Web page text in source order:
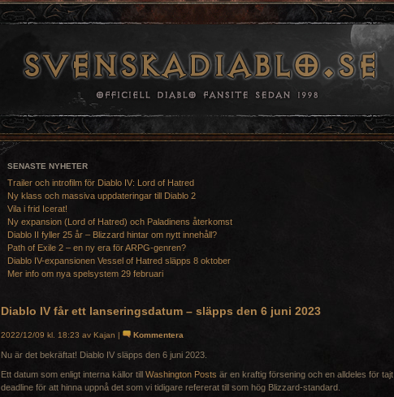
SENASTE NYHETER
Trailer och introfilm för Diablo IV: Lord of Hatred
Ny klass och massiva uppdateringar till Diablo 2
Vila i frid Icerat!
Ny expansion (Lord of Hatred) och Paladinens återkomst
Diablo II fyller 25 år – Blizzard hintar om nytt innehåll?
Path of Exile 2 – en ny era för ARPG-genren?
Diablo IV-expansionen Vessel of Hatred släpps 8 oktober
Mer info om nya spelsystem 29 februari
Diablo IV får ett lanseringsdatum – släpps den 6 juni 2023
2022/12/09 kl. 18:23 av Kajan | Kommentera
Nu är det bekräftat! Diablo IV släpps den 6 juni 2023.
Ett datum som enligt interna källor till Washington Posts är en kraftig försening och en alldeles för tajt
deadline för att hinna uppnå det som vi tidigare refererat till som hög Blizzard-standard.